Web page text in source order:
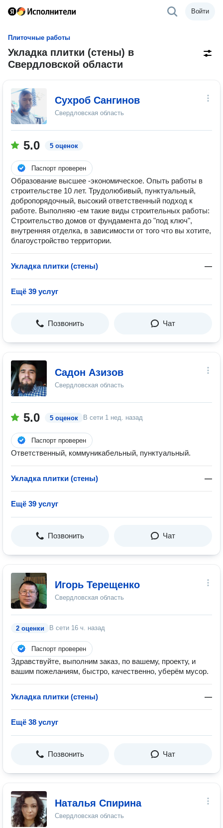
Войти
Плиточные работы
Укладка плитки (стены) в
Свердловской области
Сухроб Сангинов
Свердловская область
5.0 5 оценок
Паспорт проверен
Образование высшее -экономическое. Опыть работы в
строительстве 10 лет. Трудолюбивый, пунктуальный,
добропорядочный, высокий ответственный подход к
работе. Выполняю -ем такие виды строительных работы:
Строительство домов от фундамента до "под ключ",
внутренняя отделка, в зависимости от того что вы хотите,
благоустройство территории.
Укладка плитки (стены) —
Ещё 39 услуг
Позвонить Чат
Садон Азизов
Свердловская область
5.0 5 оценок В сети 1 нед. назад
Паспорт проверен
Ответственный, коммуникабельный, пунктуальный.
Укладка плитки (стены) —
Ещё 39 услуг
Позвонить Чат
Игорь Терещенко
Свердловская область
2 оценки В сети 16 ч. назад
Паспорт проверен
Здравствуйте, выполним заказ, по вашему, проекту, и
вашим пожеланиям, быстро, качественно, уберём мусор.
Укладка плитки (стены) —
Ещё 38 услуг
Позвонить Чат
Наталья Спирина
Свердловская область